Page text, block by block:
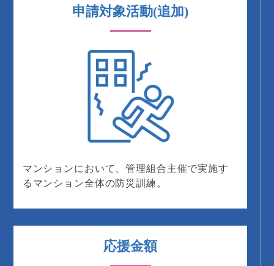
申請対象活動(追加)
マンションにおいて、管理組合主催で実施す
るマンション全体の防災訓練。
応援金額